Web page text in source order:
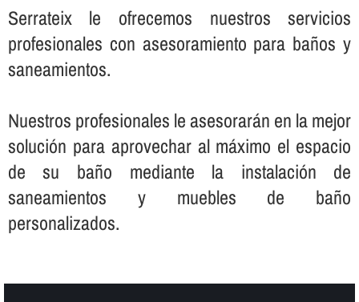
Serrateix le ofrecemos nuestros servicios
profesionales con asesoramiento para baños y
saneamientos.
Nuestros profesionales le asesorarán en la mejor
solución para aprovechar al máximo el espacio
de su baño mediante la instalación de
saneamientos y muebles de baño
personalizados.